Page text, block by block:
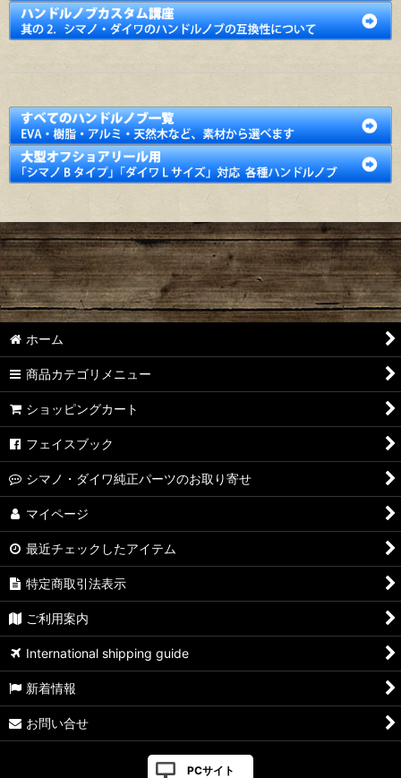
ホーム
商品カテゴリメニュー
ショッピングカート
フェイスブック
シマノ・ダイワ純正パーツのお取り寄せ
マイページ
最近チェックしたアイテム
特定商取引法表示
ご利用案内
International shipping guide
新着情報
お問い合せ
PCサイト